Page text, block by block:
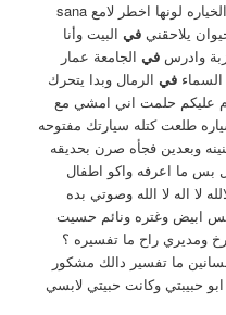
حلمت انهم عطونى خياره فى المنام والخياره لونها اخطر لامع sana
في البيت وأنا
وادرسفي الجامعة عمار
في الرمال وبدا يتحرك
عليكم حلمت اني امشي مع
طلعت كتله سيارتك مفتوحه
وبعدين فجأه صرن بحديقه
بس ما اعرفه واكو اطفال
لا اله لا الله وصوتي بده
ابيض وغتره ونائم حسيت
ومديري راح ما تفسيره ؟
ما تفسير دالك مشكور
حبيبتي وكانت حبيتي لابسي